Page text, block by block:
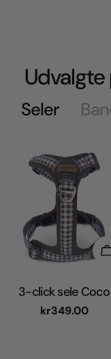
Seler
3-click sele Coco
Normal
kr349.00